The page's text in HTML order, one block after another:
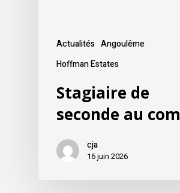
Actualités Angoulême
Hoffman Estates
Stagiaire de
seconde au
cja
16 juin 2026